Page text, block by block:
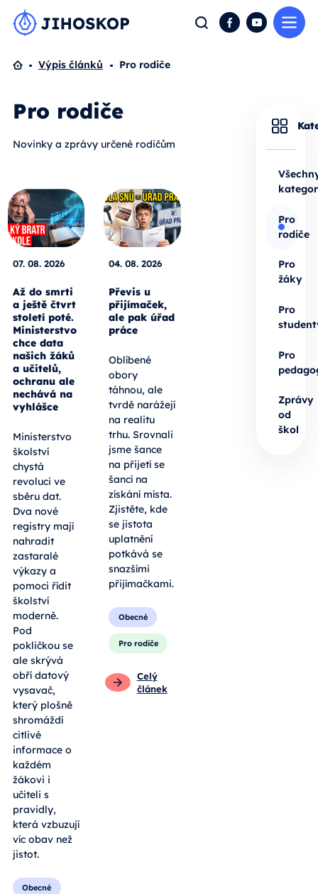
Hledat FacebookYouTube
Domů
Výpis článků Pro rodiče
Pro rodiče
Novinky a zprávy určené rodičům
07. 08. 2026
Až do smrti
a ještě čtvrt
století poté.
Ministerstvo
chce data
našich žáků
a učitelů,
ochranu ale
nechává na
vyhlášce
Ministerstvo
školství
chystá
revoluci ve
sběru dat.
Dva nové
registry mají
nahradit
zastaralé
výkazy a
pomoci řídit
školství
moderně.
Pod
pokličkou se
ale skrývá
obří datový
vysavač,
který plošně
shromáždí
citlivé
informace o
každém
žákovi i
učiteli s
pravidly,
která vzbuzují
víc obav než
jistot.
Obecné
04. 08. 2026
Převis u
přijímaček,
ale pak úřad
práce
Oblíbené
obory
táhnou, ale
tvrdě narážejí
na realitu
trhu. Srovnali
jsme šance
na přijetí se
šancí na
získání místa.
Zjistěte, kde
se jistota
uplatnění
potkává se
snazšími
přijímačkami.
Obecné
Pro rodiče
Celý
článek
Pro
rodiče
Pro
žáky
Pro
Pro
Zprávy
od
škol